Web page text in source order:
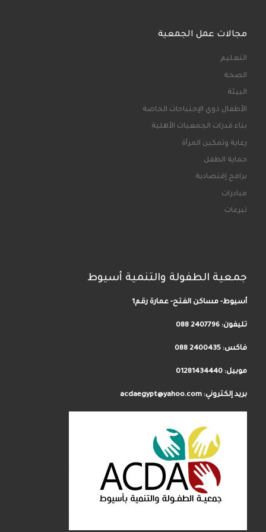
مجالات عمل الجمعية
التعليم
الصحة
البيئة
الأطفال ذوي الإحتياجات الخاصة
بناء قدرات الجمعيات الأهلية
رعاية وتمكين المرأة
حماية الطفل
برامج إقتصادية
مبادرات
تبرعات
جمعية الطفولة والتنمية أسيوط
أسيوط- مساكن الفتح- عمارة رقم1
تليفون: 2407796 088
فاكس: 2400435 088
موبيل: 01281434440
بريد إلكتروني: acdaegypt@yahoo.com